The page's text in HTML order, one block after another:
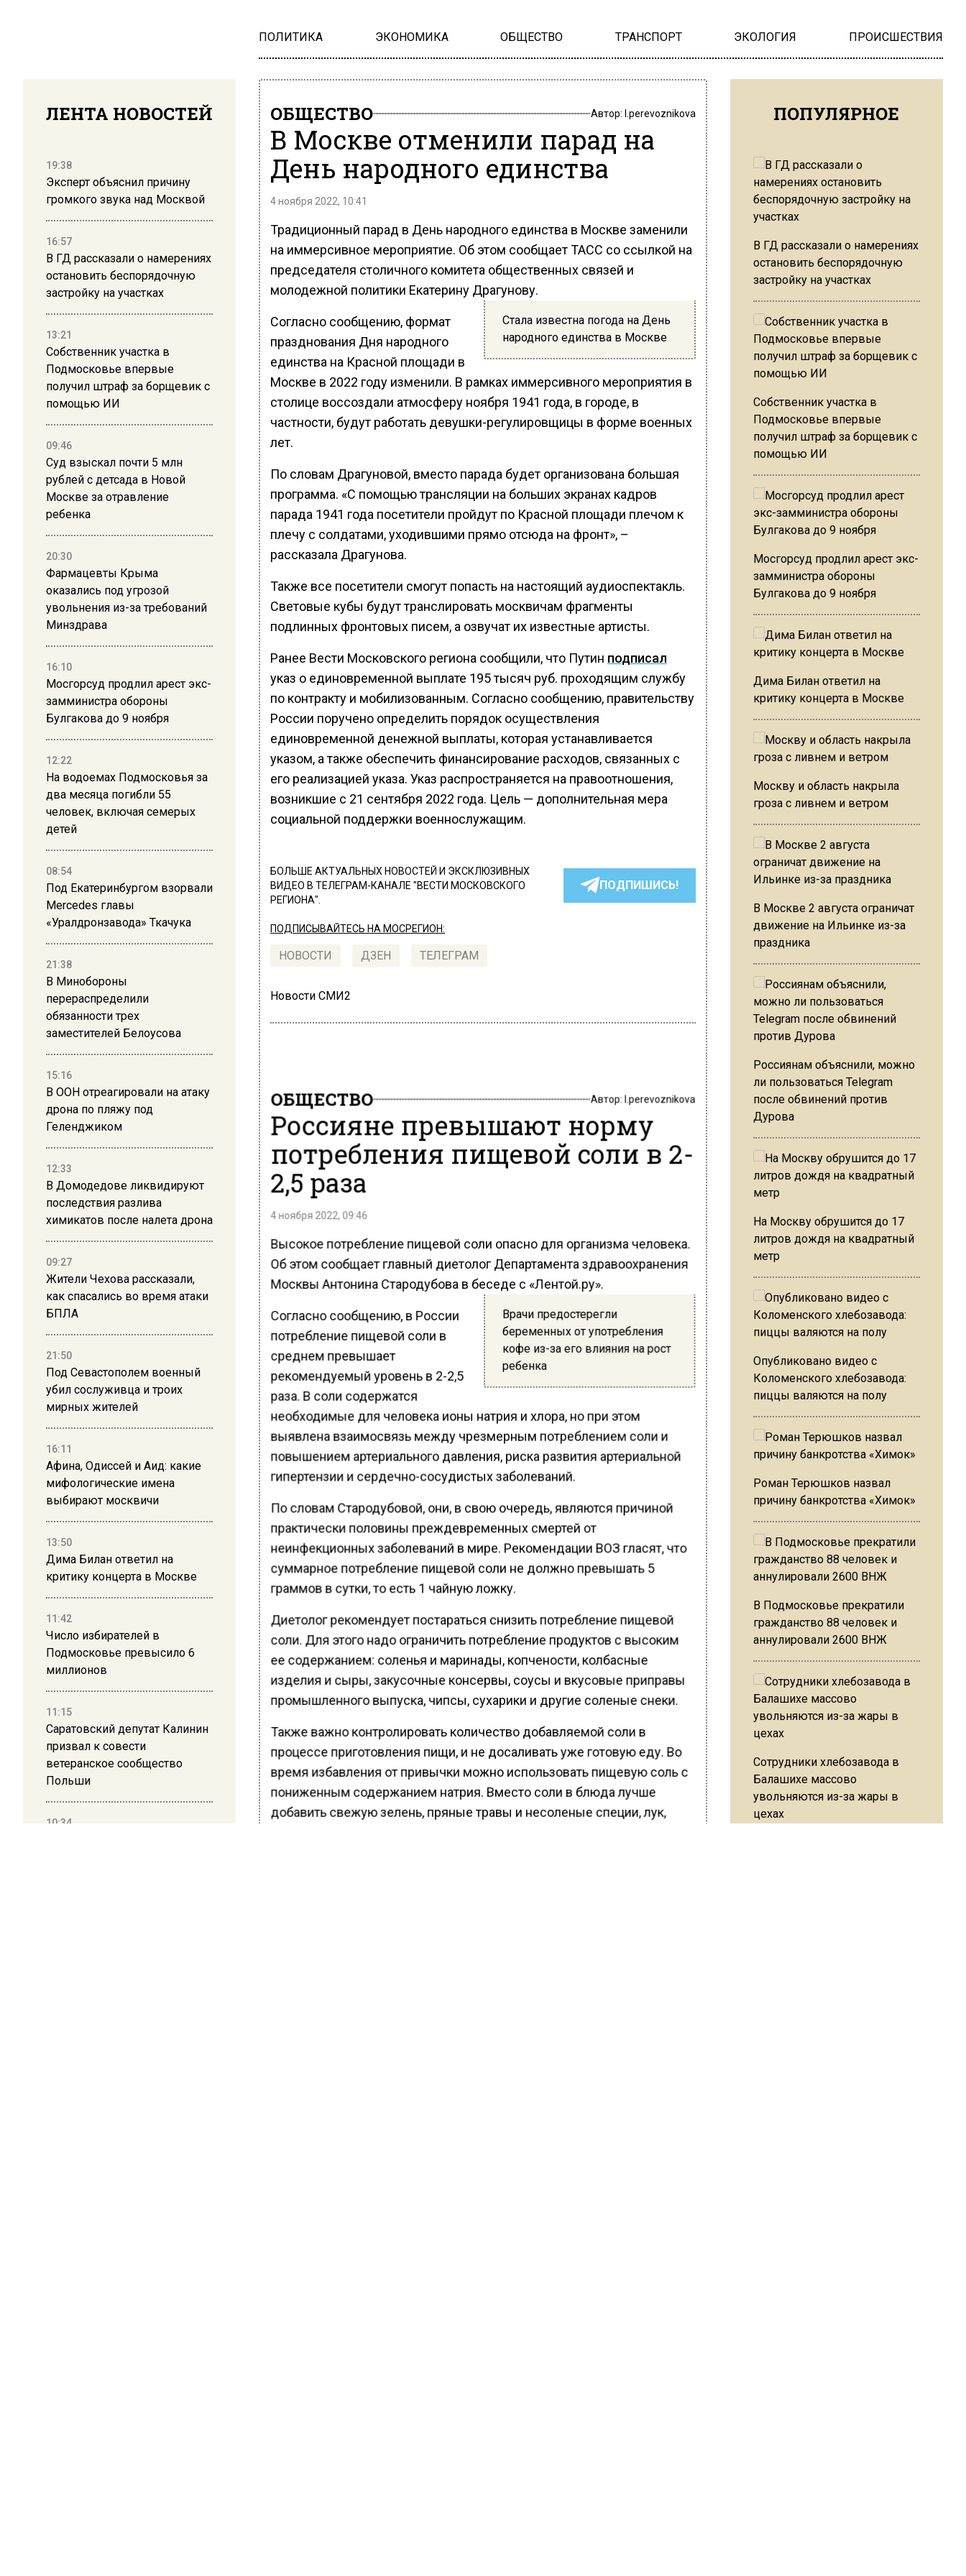
ПОЛИТИКА ЭКОНОМИКА ОБЩЕСТВО ТРАНСПОРТ ЭКОЛОГИЯ ПРОИСШЕСТВИЯ
ЛЕНТА НОВОСТЕЙ
19:38
Эксперт объяснил причину
громкого звука над Москвой
16:57
В ГД рассказали о намерениях
остановить беспорядочную
застройку на участках
13:21
Собственник участка в
Подмосковье впервые
получил штраф за борщевик с
помощью ИИ
09:46
Суд взыскал почти 5 млн
рублей с детсада в Новой
Москве за отравление
ребенка
20:30
Фармацевты Крыма
оказались под угрозой
увольнения из-за требований
Минздрава
16:10
Мосгорсуд продлил арест экс-
замминистра обороны
Булгакова до 9 ноября
12:22
На водоемах Подмосковья за
два месяца погибли 55
человек, включая семерых
детей
08:54
Под Екатеринбургом взорвали
Mercedes главы
«Уралдронзавода» Ткачука
21:38
В Минобороны
перераспределили
обязанности трех
заместителей Белоусова
15:16
В ООН отреагировали на атаку
дрона по пляжу под
Геленджиком
12:33
В Домодедове ликвидируют
последствия разлива
химикатов после налета дрона
09:27
Жители Чехова рассказали,
как спасались во время атаки
БПЛА
21:50
Под Севастополем военный
убил сослуживца и троих
мирных жителей
16:11
Афина, Одиссей и Аид: какие
мифологические имена
выбирают москвичи
13:50
Дима Билан ответил на
критику концерта в Москве
11:42
Число избирателей в
Подмосковье превысило 6
миллионов
11:15
Саратовский депутат Калинин
призвал к совести
ветеранское сообщество
Польши
10:34
ОБЩЕСТВО Автор: l.perevoznikova
В Москве отменили парад на
День народного единства
4 ноября 2022, 10:41
Традиционный парад в День народного единства в Москве заменили
на иммерсивное мероприятие. Об этом сообщает ТАСС со ссылкой на
председателя столичного комитета общественных связей и
молодежной политики Екатерину Драгунову.
Стала известна погода на День
народного единства в Москве
Согласно сообщению, формат
празднования Дня народного
единства на Красной площади в
Москве в 2022 году изменили. В рамках иммерсивного мероприятия в
столице воссоздали атмосферу ноября 1941 года, в городе, в
частности, будут работать девушки-регулировщицы в форме военных
лет.
По словам Драгуновой, вместо парада будет организована большая
программа. «С помощью трансляции на больших экранах кадров
парада 1941 года посетители пройдут по Красной площади плечом к
плечу с солдатами, уходившими прямо отсюда на фронт», –
рассказала Драгунова.
Также все посетители смогут попасть на настоящий аудиоспектакль.
Световые кубы будут транслировать москвичам фрагменты
подлинных фронтовых писем, а озвучат их известные артисты.
Ранее Вести Московского региона сообщили, что Путин подписал
указ о единовременной выплате 195 тысяч руб. проходящим службу
по контракту и мобилизованным. Согласно сообщению, правительству
России поручено определить порядок осуществления
единовременной денежной выплаты, которая устанавливается
указом, а также обеспечить финансирование расходов, связанных с
его реализацией указа. Указ распространяется на правоотношения,
возникшие с 21 сентября 2022 года. Цель — дополнительная мера
социальной поддержки военнослужащим.
БОЛЬШЕ АКТУАЛЬНЫХ НОВОСТЕЙ И ЭКСКЛЮЗИВНЫХ
ВИДЕО В ТЕЛЕГРАМ-КАНАЛЕ "ВЕСТИ МОСКОВСКОГО
РЕГИОНА".
ПОДПИШИСЬ!
ПОДПИСЫВАЙТЕСЬ НА МОСРЕГИОН:
НОВОСТИ ДЗЕН ТЕЛЕГРАМ
Новости СМИ2
ОБЩЕСТВО Автор: l.perevoznikova
Россияне превышают норму
потребления пищевой соли в 2-
2,5 раза
4 ноября 2022, 09:46
Высокое потребление пищевой соли опасно для организма человека.
Об этом сообщает главный диетолог Департамента здравоохранения
Москвы Антонина Стародубова в беседе с «Лентой.ру».
Врачи предостерегли
беременных от употребления
кофе из-за его влияния на рост
ребенка
Согласно сообщению, в России
потребление пищевой соли в
среднем превышает
рекомендуемый уровень в 2-2,5
раза. В соли содержатся
необходимые для человека ионы натрия и хлора, но при этом
выявлена взаимосвязь между чрезмерным потреблением соли и
повышением артериального давления, риска развития артериальной
гипертензии и сердечно-сосудистых заболеваний.
По словам Стародубовой, они, в свою очередь, являются причиной
практически половины преждевременных смертей от
неинфекционных заболеваний в мире. Рекомендации ВОЗ гласят, что
суммарное потребление пищевой соли не должно превышать 5
граммов в сутки, то есть 1 чайную ложку.
Диетолог рекомендует постараться снизить потребление пищевой
соли. Для этого надо ограничить потребление продуктов с высоким
ее содержанием: соленья и маринады, копчености, колбасные
изделия и сыры, закусочные консервы, соусы и вкусовые приправы
промышленного выпуска, чипсы, сухарики и другие соленые снеки.
Также важно контролировать количество добавляемой соли в
процессе приготовления пищи, и не досаливать уже готовую еду. Во
время избавления от привычки можно использовать пищевую соль с
пониженным содержанием натрия. Вместо соли в блюда лучше
добавить свежую зелень, пряные травы и несоленые специи, лук,
ПОПУЛЯРНОЕ
В ГД рассказали о намерениях
остановить беспорядочную
застройку на участках
Собственник участка в
Подмосковье впервые
получил штраф за борщевик с
помощью ИИ
Мосгорсуд продлил арест экс-
замминистра обороны
Булгакова до 9 ноября
Дима Билан ответил на
критику концерта в Москве
Москву и область накрыла
гроза с ливнем и ветром
В Москве 2 августа ограничат
движение на Ильинке из-за
праздника
Россиянам объяснили, можно
ли пользоваться Telegram
после обвинений против
Дурова
На Москву обрушится до 17
литров дождя на квадратный
метр
Опубликовано видео с
Коломенского хлебозавода:
пиццы валяются на полу
Роман Терюшков назвал
причину банкротства «Химок»
В Подмосковье прекратили
гражданство 88 человек и
аннулировали 2600 ВНЖ
Сотрудники хлебозавода в
Балашихе массово
увольняются из-за жары в
цехах